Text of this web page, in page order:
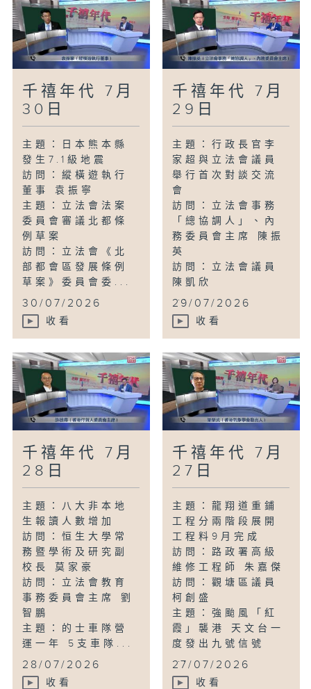
千禧年代 7月
30日
主題：日本熊本縣
發生7.1級地震
訪問：縱橫遊執行
董事 袁振寧
主題：立法會法案
委員會審議北都條
例草案
訪問：立法會《北
部都會區發展條例
草案》委員會委...
30/07/2026
收看
千禧年代 7月
29日
主題：行政長官李
家超與立法會議員
舉行首次對談交流
會
訪問：立法會事務
「總協調人」、內
務委員會主席 陳振
英
訪問：立法會議員
陳凱欣
...
29/07/2026
收看
千禧年代 7月
28日
主題：八大非本地
生報讀人數增加
訪問：恒生大學常
務暨學術及研究副
校長 莫家豪
訪問：立法會教育
事務委員會主席 劉
智鵬
主題：的士車隊營
運一年 5支車隊...
28/07/2026
收看
千禧年代 7月
27日
主題：龍翔道重鋪
工程分兩階段展開
工程料9月完成
訪問：路政署高級
維修工程師 朱嘉傑
訪問：觀塘區議員
柯創盛
主題：強颱風「紅
霞」襲港 天文台一
度發出九號信號
...
27/07/2026
收看